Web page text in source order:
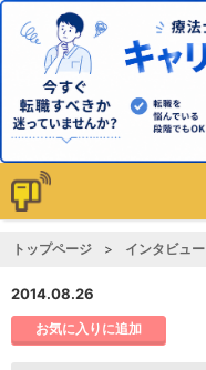
トップページ インタビュー
2014.08.26
お気に入りに追加